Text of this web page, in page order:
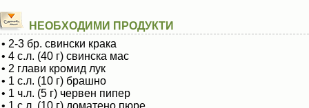
НЕОБХОДИМИ ПРОДУКТИ
• 2-3 бр. свински крака
• 4 с.л. (40 г) свинска мас
• 2 глави кромид лук
• 1 с.л. (10 г) брашно
• 1 ч.л. (5 г) червен пипер
• 1 с.л. (10 г) доматено пюре